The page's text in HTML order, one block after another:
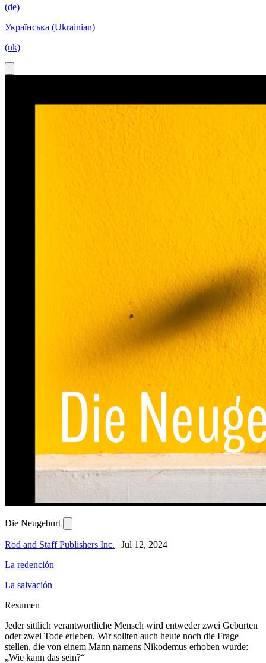
(de)
Українська (Ukrainian)
(uk)
Die Neugeburt
Rod and Staff Publishers Inc. | Jul 12, 2024
La redención
La salvación
Resumen
Jeder sittlich verantwortliche Mensch wird entweder zwei Geburten
oder zwei Tode erleben. Wir sollten auch heute noch die Frage
stellen, die von einem Mann namens Nikodemus erhoben wurde:
„Wie kann das sein?“